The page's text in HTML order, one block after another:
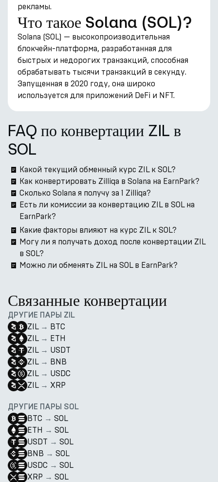
рекламы.
Что такое Solana (SOL)?
Solana (SOL) — высокопроизводительная
блокчейн-платформа, разработанная для
быстрых и недорогих транзакций, способная
обрабатывать тысячи транзакций в секунду.
Запущенная в 2020 году, она широко
используется для приложений DeFi и NFT.
FAQ по конвертации ZIL в
SOL
Какой текущий обменный курс ZIL к SOL?
Как конвертировать Zilliqa в Solana на EarnPark?
Сколько Solana я получу за 1 Zilliqa?
Есть ли комиссии за конвертацию ZIL в SOL на
EarnPark?
Какие факторы влияют на курс ZIL к SOL?
Могу ли я получать доход после конвертации ZIL
в SOL?
Можно ли обменять ZIL на SOL в EarnPark?
Связанные конвертации
ДРУГИЕ ПАРЫ ZIL
ZIL → BTC
ZIL → ETH
ZIL → USDT
ZIL → BNB
ZIL → USDC
ZIL → XRP
ДРУГИЕ ПАРЫ SOL
BTC → SOL
ETH → SOL
USDT → SOL
BNB → SOL
USDC → SOL
XRP → SOL